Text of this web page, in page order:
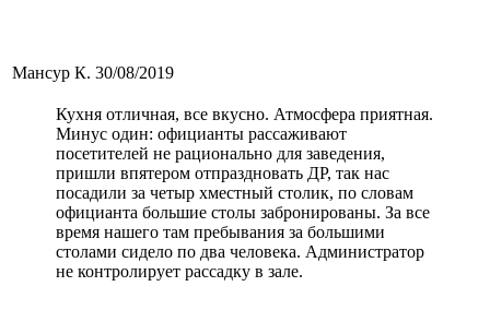
Мансур К. 30/08/2019
Кухня отличная, все вкусно. Атмосфера приятная.
Минус один: официанты рассаживают
посетителей не рационально для заведения,
пришли впятером отпраздновать ДР, так нас
посадили за четыр хместный столик, по словам
официанта большие столы забронированы. За все
время нашего там пребывания за большими
столами сидело по два человека. Администратор
не контролирует рассадку в зале.